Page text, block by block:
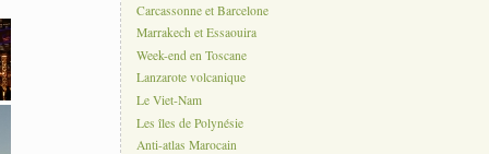
Carcassonne et Barcelone
Marrakech et Essaouira
Week-end en Toscane
Lanzarote volcanique
Le Viet-Nam
Les îles de Polynésie
Anti-atlas Marocain